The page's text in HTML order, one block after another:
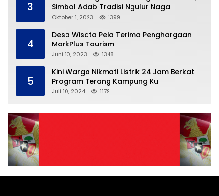
3
Simbol Adab Tradisi Ngulur Naga
Oktober 1, 2023 1399
4
Desa Wisata Pela Terima Penghargaan
MarkPlus Tourism
Juni 10, 2023 1348
5
Kini Warga Nikmati Listrik 24 Jam Berkat
Program Terang Kampung Ku
Juli 10, 2024 1179